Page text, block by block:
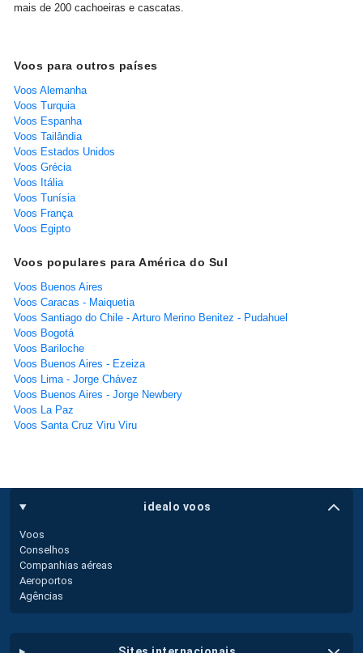
mais de 200 cachoeiras e cascatas.
Voos para outros países
Voos Alemanha
Voos Turquia
Voos Espanha
Voos Tailândia
Voos Estados Unidos
Voos Grécia
Voos Itália
Voos Tunísia
Voos França
Voos Egipto
Voos populares para América do Sul
Voos Buenos Aires
Voos Caracas - Maiquetia
Voos Santiago do Chile - Arturo Merino Benitez - Pudahuel
Voos Bogotá
Voos Bariloche
Voos Buenos Aires - Ezeiza
Voos Lima - Jorge Chávez
Voos Buenos Aires - Jorge Newbery
Voos La Paz
Voos Santa Cruz Viru Viru
idealo voos
Voos
Conselhos
Companhias aéreas
Aeroportos
Agências